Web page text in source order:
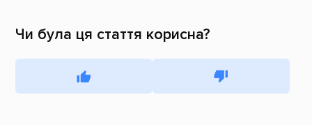
Чи була ця стаття корисна?